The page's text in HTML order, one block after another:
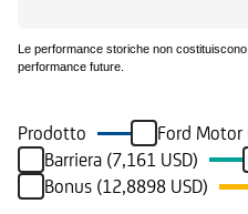
Le performance storiche non
performance future.
Prodotto
Ford Motor
Barriera (7,161 USD)
Bonus (12,8898 USD)